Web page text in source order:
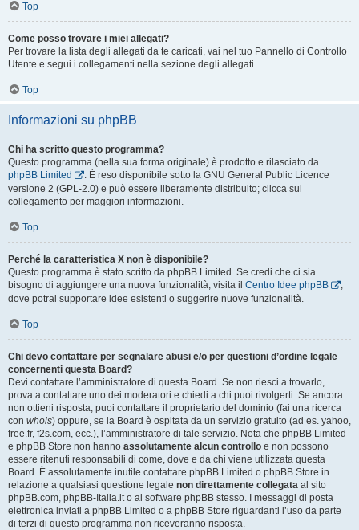
Top
Come posso trovare i miei allegati?
Per trovare la lista degli allegati da te caricati, vai nel tuo Pannello di Controllo
Utente e segui i collegamenti nella sezione degli allegati.
Top
Informazioni su phpBB
Chi ha scritto questo programma?
Questo programma (nella sua forma originale) è prodotto e rilasciato da
phpBB Limited
. È reso disponibile sotto la GNU General Public Licence
versione 2 (GPL-2.0) e può essere liberamente distribuito; clicca sul
collegamento per maggiori informazioni.
Top
Perché la caratteristica X non è disponibile?
Questo programma è stato scritto da phpBB Limited. Se credi che ci sia
bisogno di aggiungere una nuova funzionalità, visita il Centro Idee phpBB
,
dove potrai supportare idee esistenti o suggerire nuove funzionalità.
Top
Chi devo contattare per segnalare abusi e/o per questioni d’ordine legale
concernenti questa Board?
Devi contattare l’amministratore di questa Board. Se non riesci a trovarlo,
prova a contattare uno dei moderatori e chiedi a chi puoi rivolgerti. Se ancora
non ottieni risposta, puoi contattare il proprietario del dominio (fai una ricerca
con whois) oppure, se la Board è ospitata da un servizio gratuito (ad es. yahoo,
free.fr, f2s.com, ecc.), l’amministratore di tale servizio. Nota che phpBB Limited
e phpBB Store non hanno assolutamente alcun controllo e non possono
essere ritenuti responsabili di come, dove e da chi viene utilizzata questa
Board. È assolutamente inutile contattare phpBB Limited o phpBB Store in
relazione a qualsiasi questione legale non direttamente collegata al sito
phpBB.com, phpBB-Italia.it o al software phpBB stesso. I messaggi di posta
elettronica inviati a phpBB Limited o a phpBB Store riguardanti l’uso da parte
di terzi di questo programma non riceveranno risposta.